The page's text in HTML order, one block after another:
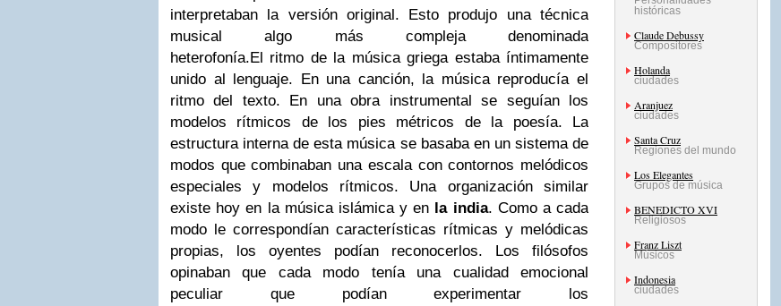
interpretaban la versión original. Esto produjo una técnica
musical algo más compleja denominada
heterofonía.El ritmo de la música griega estaba íntimamente
unido al lenguaje. En una canción, la música reproducía el
ritmo del texto. En una obra instrumental se seguían los
modelos rítmicos de los pies métricos de la poesía. La
estructura interna de esta música se basaba en un sistema de
modos que combinaban una escala con contornos melódicos
especiales y modelos rítmicos. Una organización similar
existe hoy en la música islámica y en la india. Como a cada
modo le correspondían características rítmicas y melódicas
propias, los oyentes podían reconocerlos. Los filósofos
opinaban que cada modo tenía una cualidad emocional
peculiar que podían experimentar los
históricas
Claude Debussy
Compositores
Holanda
ciudades
Aranjuez
ciudades
Santa Cruz
Regiones del mundo
Los Elegantes
Grupos de música
BENEDICTO XVI
Religiosos
Franz Liszt
Músicos
Indonesia
ciudades